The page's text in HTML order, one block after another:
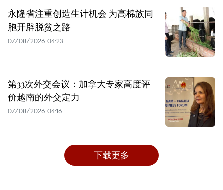
永隆省注重创造生计机会 为高棉族同
胞开辟脱贫之路
07/08/2026 04:23
第33次外交会议：加拿大专家高度评
价越南的外交定力
07/08/2026 04:16
下载更多